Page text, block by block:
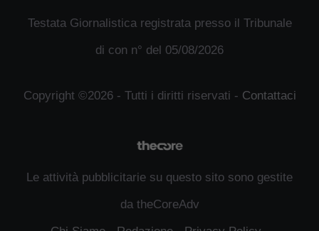
Testata Giornalistica registrata presso il Tribunale
di con n° del 05/08/2026
Copyright ©2026 - Tutti i diritti riservati - Contattaci
Le attività pubblicitarie su questo sito sono gestite
da theCoreAdv